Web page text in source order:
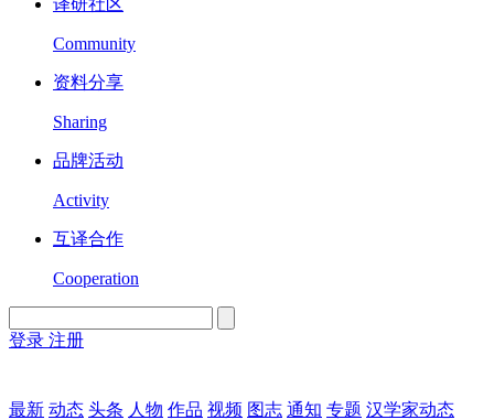
译研社区
Community
资料分享
Sharing
品牌活动
Activity
互译合作
Cooperation
登录 注册
最新 动态 头条 人物 作品 视频 图志 通知 专题 汉学家动态